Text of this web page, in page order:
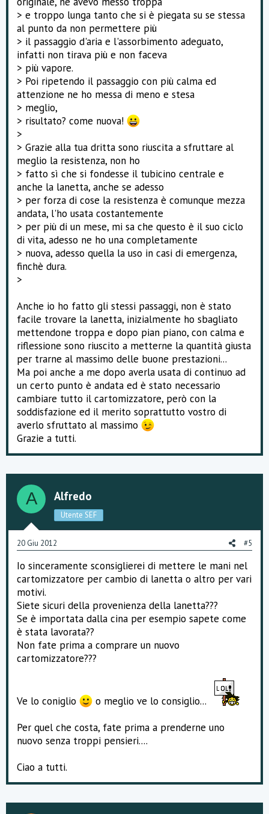
> e troppo lunga tanto che si è piegata su se stessa
al punto da non permettere più
> il passaggio d'aria e l'assorbimento adeguato,
infatti non tirava più e non faceva
> più vapore.
> Poi ripetendo il passaggio con più calma ed
attenzione ne ho messa di meno e stesa
> meglio,
> risultato? come nuova!
>
> Grazie alla tua dritta sono riuscita a sfruttare al
meglio la resistenza, non ho
> fatto sì che si fondesse il tubicino centrale e
anche la lanetta, anche se adesso
> per forza di cose la resistenza è comunque mezza
andata, l'ho usata costantemente
> per più di un mese, mi sa che questo è il suo ciclo
di vita, adesso ne ho una completamente
> nuova, adesso quella la uso in casi di emergenza,
finchè dura.
>
Anche io ho fatto gli stessi passaggi, non è stato
facile trovare la lanetta, inizialmente ho sbagliato
mettendone troppa e dopo pian piano, con calma e
riflessione sono riuscito a metterne la quantità giusta
per trarne al massimo delle buone prestazioni...
Ma poi anche a me dopo averla usata di continuo ad
un certo punto è andata ed è stato necessario
cambiare tutto il cartomizzatore, però con la
soddisfazione ed il merito soprattutto vostro di
averlo sfruttato al massimo
Grazie a tutti.
A Alfredo
Utente SEF
20 Giu 2012 #5
Io sinceramente sconsiglierei di mettere le mani nel
cartomizzatore per cambio di lanetta o altro per vari
motivi.
Siete sicuri della provenienza della lanetta???
Se è importata dalla cina per esempio sapete come
è stata lavorata??
Non fate prima a comprare un nuovo
cartomizzatore???
Ve lo coniglio
o meglio ve lo consiglio...
Per quel che costa, fate prima a prenderne uno
nuovo senza troppi pensieri....
Ciao a tutti.